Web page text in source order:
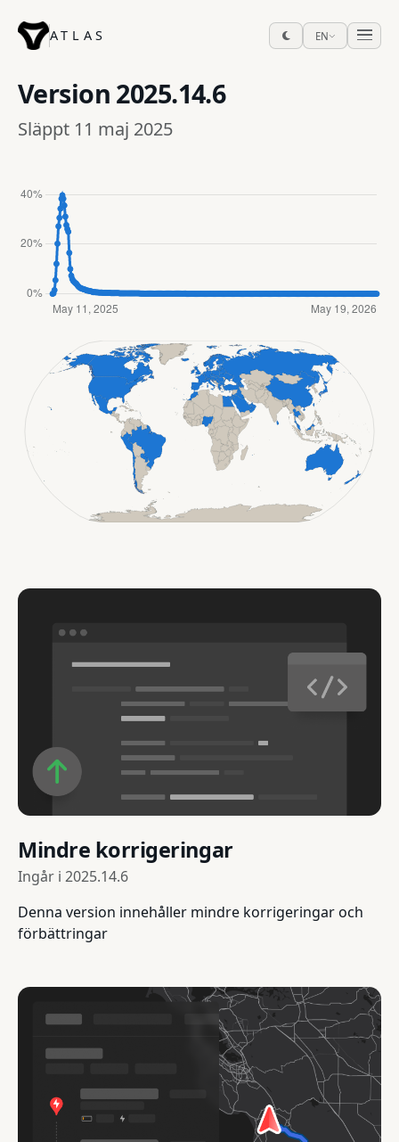
ATLAS EN
Version 2025.14.6
Släppt 11 maj 2025
Mindre korrigeringar
Ingår i 2025.14.6
Denna version innehåller mindre korrigeringar och
förbättringar